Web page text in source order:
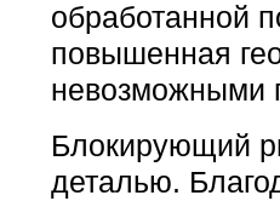
обработанной
повышенная
невозможными
Блокирующий
деталью.